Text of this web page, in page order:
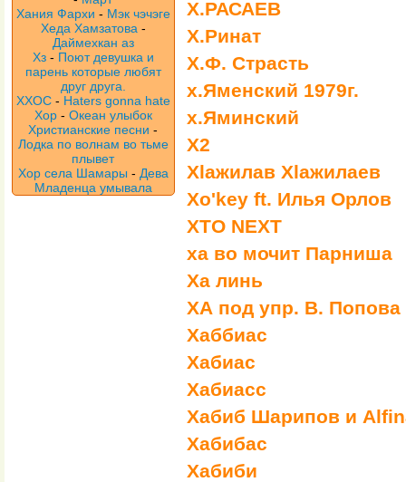
Хания Фархи - Мэк чэчэге
Хеда Хамзатова -
Даймехкан аз
Хз - Поют девушка и
парень которые любят
друг друга.
ХХОС - Haters gonna hate
Хор - Океан улыбок
Христианские песни -
Лодка по волнам во тьме
плывет
Хор села Шамары - Дева
Младенца умывала
Х.РАСАЕВ
Х.Ринат
Х.Ф. Страсть
х.Яменский 1979г.
х.Яминский
Х2
Хlажилав Хlажилаев
Хo'key ft. Илья Орлов
ХTO NEXT
ха во мочит Парниша
Ха линь
ХА под упр. В. Попова
Хаббиас
Хабиас
Хабиасс
Хабиб Шарипов и
Хабибас
Хабиби